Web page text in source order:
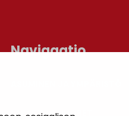
Navigaatio
LAPSET JA NUORET